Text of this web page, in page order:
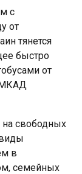
с
от
тянется
быстро
от
МКАД
свободных
в
семейных